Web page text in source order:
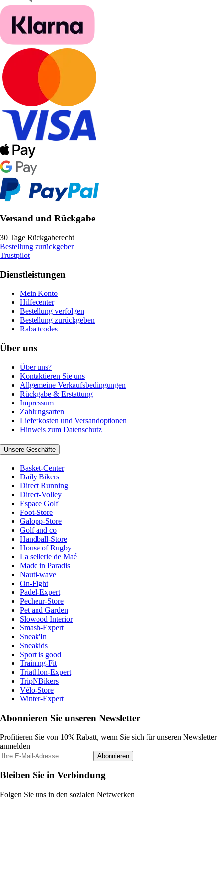
Versand und Rückgabe
30 Tage Rückgaberecht
Bestellung zurückgeben
Trustpilot
Dienstleistungen
Mein Konto
Hilfecenter
Bestellung verfolgen
Bestellung zurückgeben
Rabattcodes
Über uns
Über uns?
Kontaktieren Sie uns
Allgemeine Verkaufsbedingungen
Rückgabe & Erstattung
Impressum
Zahlungsarten
Lieferkosten und Versandoptionen
Hinweis zum Datenschutz
Unsere Geschäfte
Basket-Center
Daily Bikers
Direct Running
Direct-Volley
Espace Golf
Foot-Store
Galopp-Store
Golf and co
Handball-Store
House of Rugby
La sellerie de Maé
Made in Paradis
Nauti-wave
On-Fight
Padel-Expert
Pecheur-Store
Pet and Garden
Slowood Interior
Smash-Expert
Sneak'In
Sneakids
Sport is good
Training-Fit
Triathlon-Expert
TripNBikers
Vélo-Store
Winter-Expert
Abonnieren Sie unseren Newsletter
Profitieren Sie von 10% Rabatt, wenn Sie sich für unseren Newsletter
anmelden
Abonnieren
Bleiben Sie in Verbindung
Folgen Sie uns in den sozialen Netzwerken